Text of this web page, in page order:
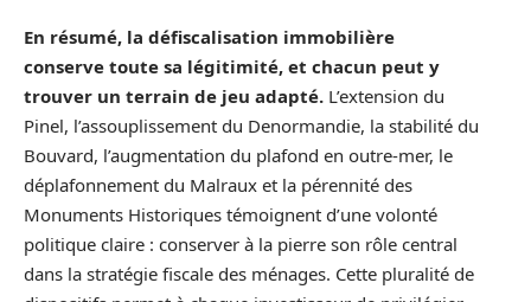
En résumé, la défiscalisation immobilière
conserve toute sa légitimité, et chacun peut y
trouver un terrain de jeu adapté. L’extension du
Pinel, l’assouplissement du Denormandie, la stabilité du
Bouvard, l’augmentation du plafond en outre-mer, le
déplafonnement du Malraux et la pérennité des
Monuments Historiques témoignent d’une volonté
politique claire : conserver à la pierre son rôle central
dans la stratégie fiscale des ménages. Cette pluralité de